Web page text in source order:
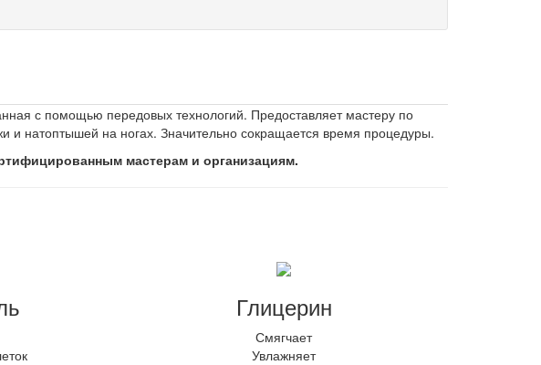
с помощью передовых технологий. Предоставляет мастеру по
натоптышей на ногах. Значительно сокращается время процедуры.
мастерам и организациям.
Глицерин
Смягчает
Увлажняет